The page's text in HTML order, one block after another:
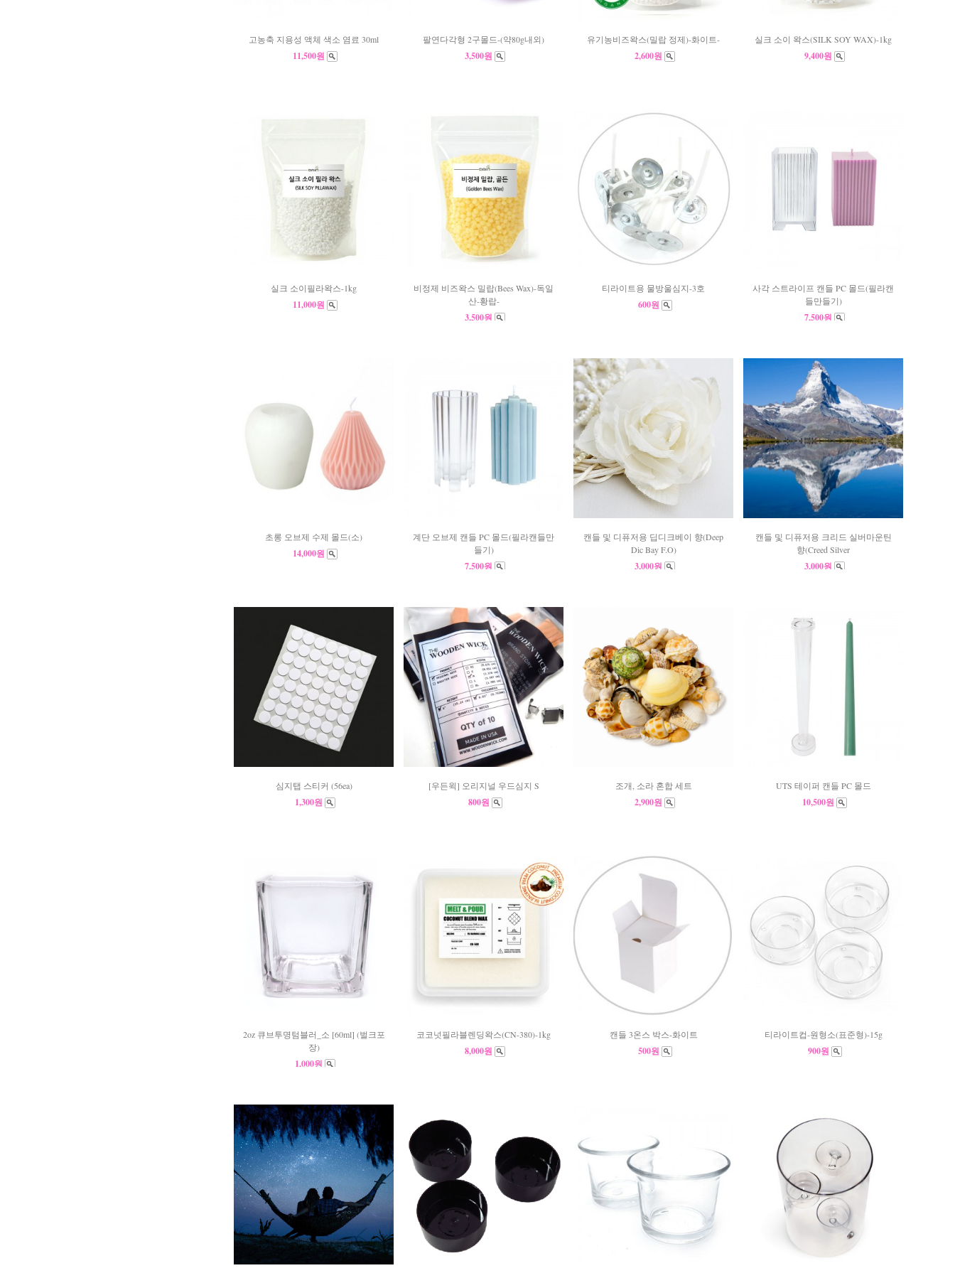
고농축 지용성 액체 색소 염료 30ml
11,500원
팔연다각형 2구몰드-(약80g내외)
3,500원
유기농비즈왁스(밀랍 정제)-화이트-
2,600원
실크 소이 왁스(SILK SOY WAX)-1kg
9,400원
실크 소이필라왁스-1kg
11,000원
비정제 비즈왁스 밀랍(Bees Wax)-독일
산-황랍-
3,500원
티라이트용 물방울심지-3호
600원
사각 스트라이프 캔들 PC 몰드(필라캔
들만들기)
7,500원
초롱 오브제 수제 몰드(소)
14,000원
계단 오브제 캔들 PC 몰드(필라캔들만
들기)
7,500원
캔들 및 디퓨저용 딥디크베이 향(Deep
Dic Bay F.O)
3,000원
캔들 및 디퓨저용 크리드 실버마운틴
향(Creed Silver
3,000원
심지탭 스티커 (56ea)
1,300원
[우든윅] 오리지널 우드심지 S
800원
조개, 소라 혼합 세트
2,900원
UTS 테이퍼 캔들 PC 몰드
10,500원
2oz 큐브투명텀블러_소 [60ml] (벌크포
장)
1,000원
코코넛필라블렌딩왁스(CN-380)-1kg
8,000원
캔들 3온스 박스-화이트
500원
티라이트컵-원형소(표준형)-15g
900원